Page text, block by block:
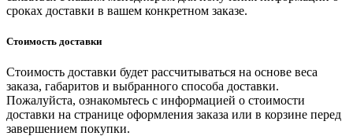
сроках доставки в вашем конкретном заказе.
Стоимость доставки
Стоимость доставки будет рассчитываться на основе веса
заказа, габаритов и выбранного способа доставки.
Пожалуйста, ознакомьтесь с информацией о стоимости
доставки на странице оформления заказа или в корзине перед
завершением покупки.